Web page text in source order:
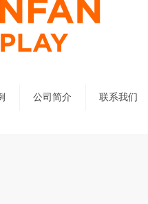
公司简介 联系我们